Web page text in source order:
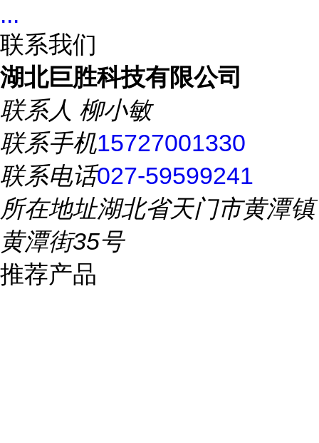
...
联系我们
湖北巨胜科技有限公司
联系人 柳小敏
联系手机15727001330
联系电话027-59599241
所在地址湖北省天门市黄潭镇
黄潭街35号
推荐产品